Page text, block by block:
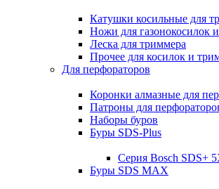
Катушки косильные для
Ножи для газонокосилок
Леска для триммера
Прочее для косилок и
Для перфораторов
Коронки алмазные для
Патроны для
Наборы буров
Буры SDS-Plus
Серия Bosch SDS+
Буры SDS MAX